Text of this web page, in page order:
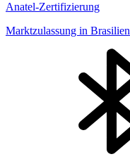
Anatel-Zertifizierung
Marktzulassung in Brasilien